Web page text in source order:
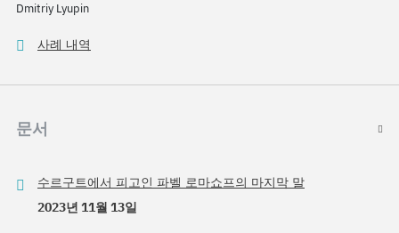
Dmitriy Lyupin
사례 내역
문서
수르구트에서 피고인 파벨 로마쇼프의 마지막 말
2023년 11월 13일